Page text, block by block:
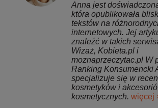
Anna jest
która opublikowała
tekstów na
internetowych. Jej
znaleźć w takich
Wizaż, Kobieta.pl i
moznaprzeczytac.pl W
Ranking Konsumencki
specjalizuje się w
kosmetyków i
kosmetycznych. więcej